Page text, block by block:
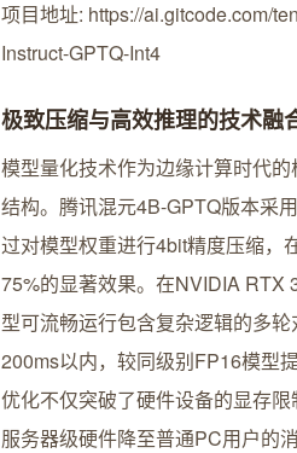
项目地址: https://ai.gitcode.com/
Instruct-GPTQ-Int4
极致压缩与高效推理的技术融
模型量化技术作为边缘计算时代
结构。腾讯混元4B-GPTQ版本采
过对模型权重进行4bit精度压缩，
75%的显著效果。在NVIDIA RTX
型可流畅运行包含复杂逻辑的多
200ms以内，较同级别FP16模型
优化不仅突破了硬件设备的显存
服务器级硬件降至普通PC用户的